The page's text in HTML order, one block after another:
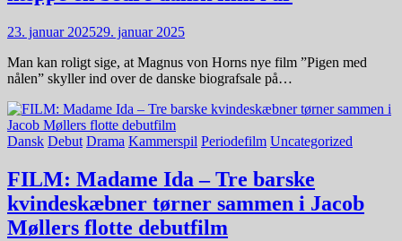
23. januar 202529. januar 2025
Man kan roligt sige, at Magnus von Horns nye film ”Pigen med
nålen” skyller ind over de danske biografsale på…
Dansk Debut Drama Kammerspil Periodefilm Uncategorized
FILM: Madame Ida – Tre barske
kvindeskæbner tørner sammen i Jacob
Møllers flotte debutfilm